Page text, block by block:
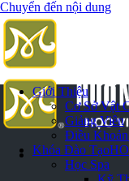
Chuyển đến nội dung
Giới Thiệu
Cơ Sở Vật
Giảng Viên
Điều
Khóa Đào Tạo
Học Spa